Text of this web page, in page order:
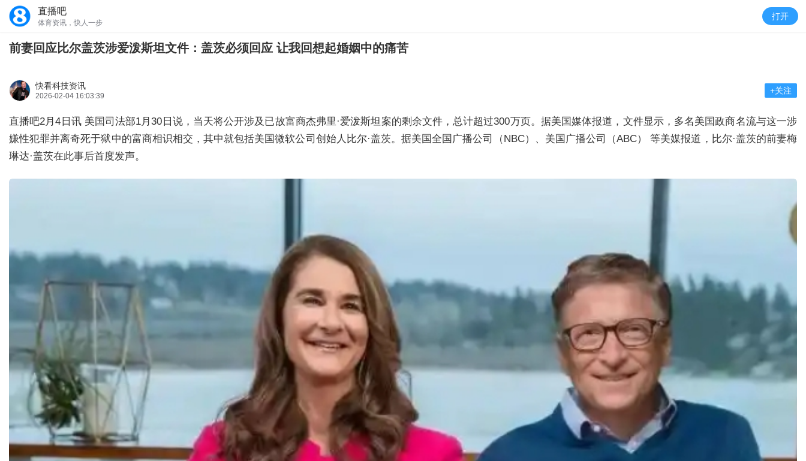
直播吧
体育资讯，快人一步
打开
前妻回应比尔盖茨涉爱泼斯坦文件：盖茨必须回应 让我回想起婚姻中的痛苦
快看科技资讯
2026-02-04 16:03:39
+关注
直播吧2月4日讯 美国司法部1月30日说，当天将公开涉及已故富商杰弗里·爱泼斯坦案的剩余文件，总计超过300万页。据美国媒体报道，文件显示，多名美国政商名流与这一涉
嫌性犯罪并离奇死于狱中的富商相识相交，其中就包括美国微软公司创始人比尔·盖茨。据美国全国广播公司（NBC）、美国广播公司（ABC） 等美媒报道，比尔·盖茨的前妻梅
琳达·盖茨在此事后首度发声。